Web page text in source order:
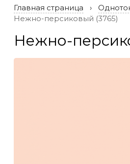
Главная страница
Нежно-персиковый (3765)
Нежно-